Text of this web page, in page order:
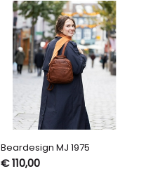
Beardesign MJ 1975
€ 110,00